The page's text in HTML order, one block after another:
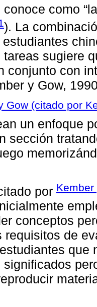
como
). La
tareas sugiere
conjunto con
y Gow,
Gow (citado por
un enfoque
sección
por
conceptos
requisitos de
que
significados